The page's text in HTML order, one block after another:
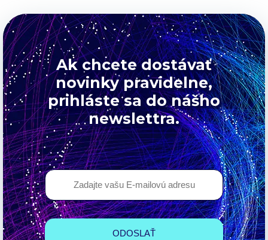
Ak chcete dostávať
novinky pravidelne,
prihláste sa do nášho
newslettra.